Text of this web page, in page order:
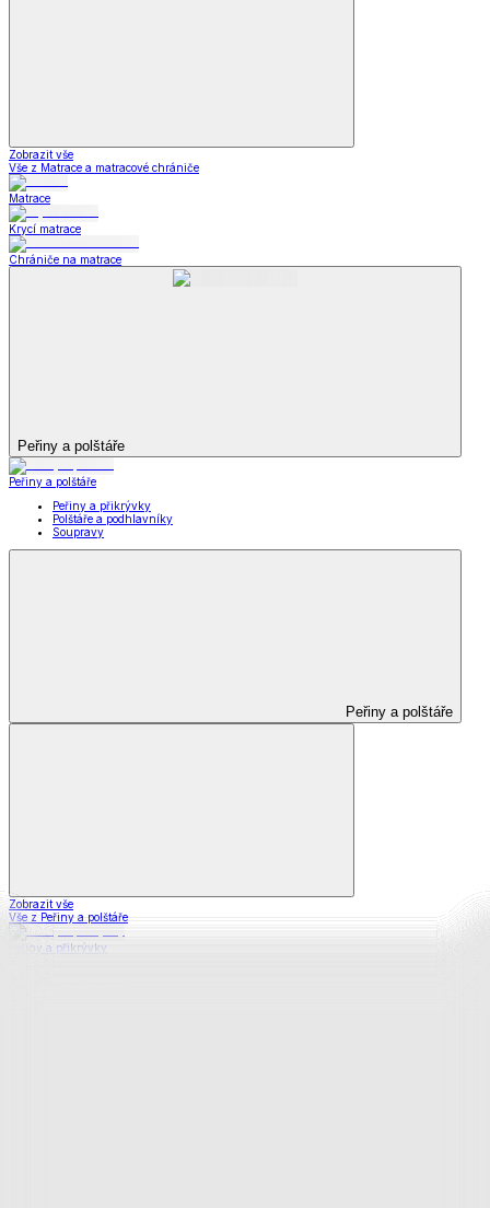
Zobrazit vše
Vše z Matrace a matracové chrániče
Matrace
Krycí matrace
Chrániče na matrace
Peřiny a polštáře
Peřiny a polštáře
Peřiny a přikrývky
Polštáře a podhlavníky
Soupravy
Peřiny a polštáře
Zobrazit vše
Vše z Peřiny a polštáře
Peřiny a přikrývky